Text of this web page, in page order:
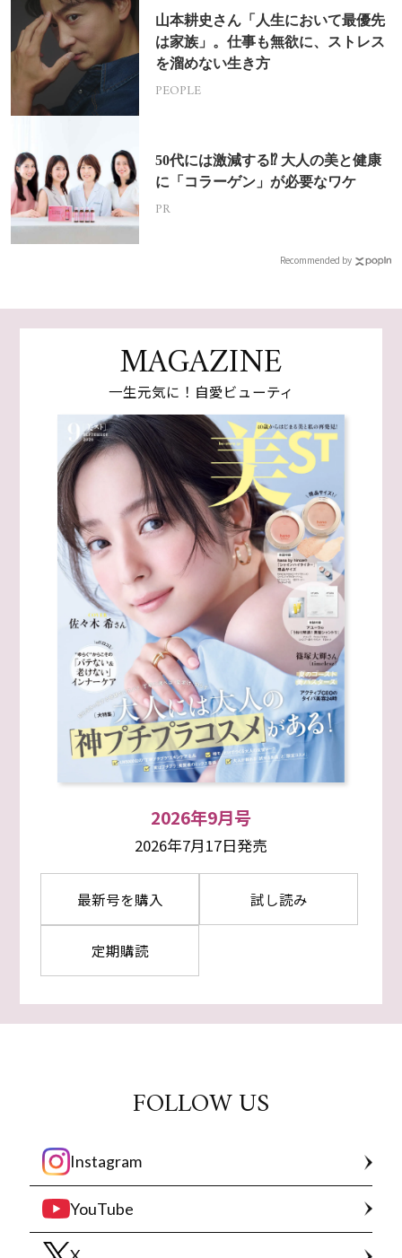
山本耕史さん「人生において最優先
は家族」。仕事も無欲に、ストレス
を溜めない生き方
PEOPLE
50代には激減する⁉ 大人の美と健康
に「コラーゲン」が必要なワケ
PR
Recommended by
MAGAZINE
一生元気に！自愛ビューティ
2026年9月号
2026年7月17日発売
最新号を購入 試し読み
定期購読
FOLLOW US
Instagram
YouTube